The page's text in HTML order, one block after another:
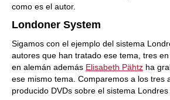
como es el autor.
Londoner System
Sigamos con el ejemplo del sistema
autores que han tratado ese tema, tres
en alemán además Elisabeth Pähtz ha
ese mismo tema. Comparemos a los tres
producido DVDs sobre el sistema Londres